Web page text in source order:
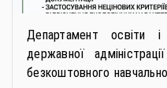
Департамент освіти
державної
безкоштовного